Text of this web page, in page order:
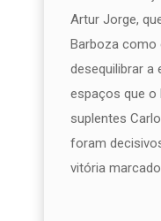
Artur Jorge,
Barboza como
desequilibrar a
espaços que o
suplentes
foram
vitória